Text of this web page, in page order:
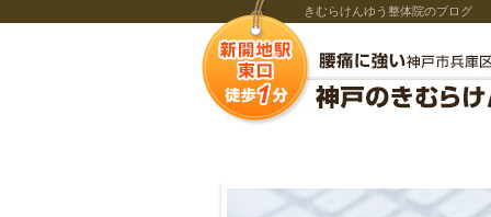
きむらけんゆう整体院のブログ